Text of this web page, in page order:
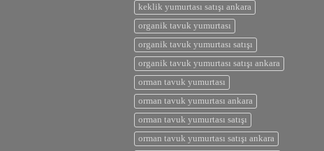
keklik yumurtası satışı ankara
organik tavuk yumurtası
organik tavuk yumurtası satışı
organik tavuk yumurtası satışı ankara
orman tavuk yumurtası
orman tavuk yumurtası ankara
orman tavuk yumurtası satışı
orman tavuk yumurtası satışı ankara